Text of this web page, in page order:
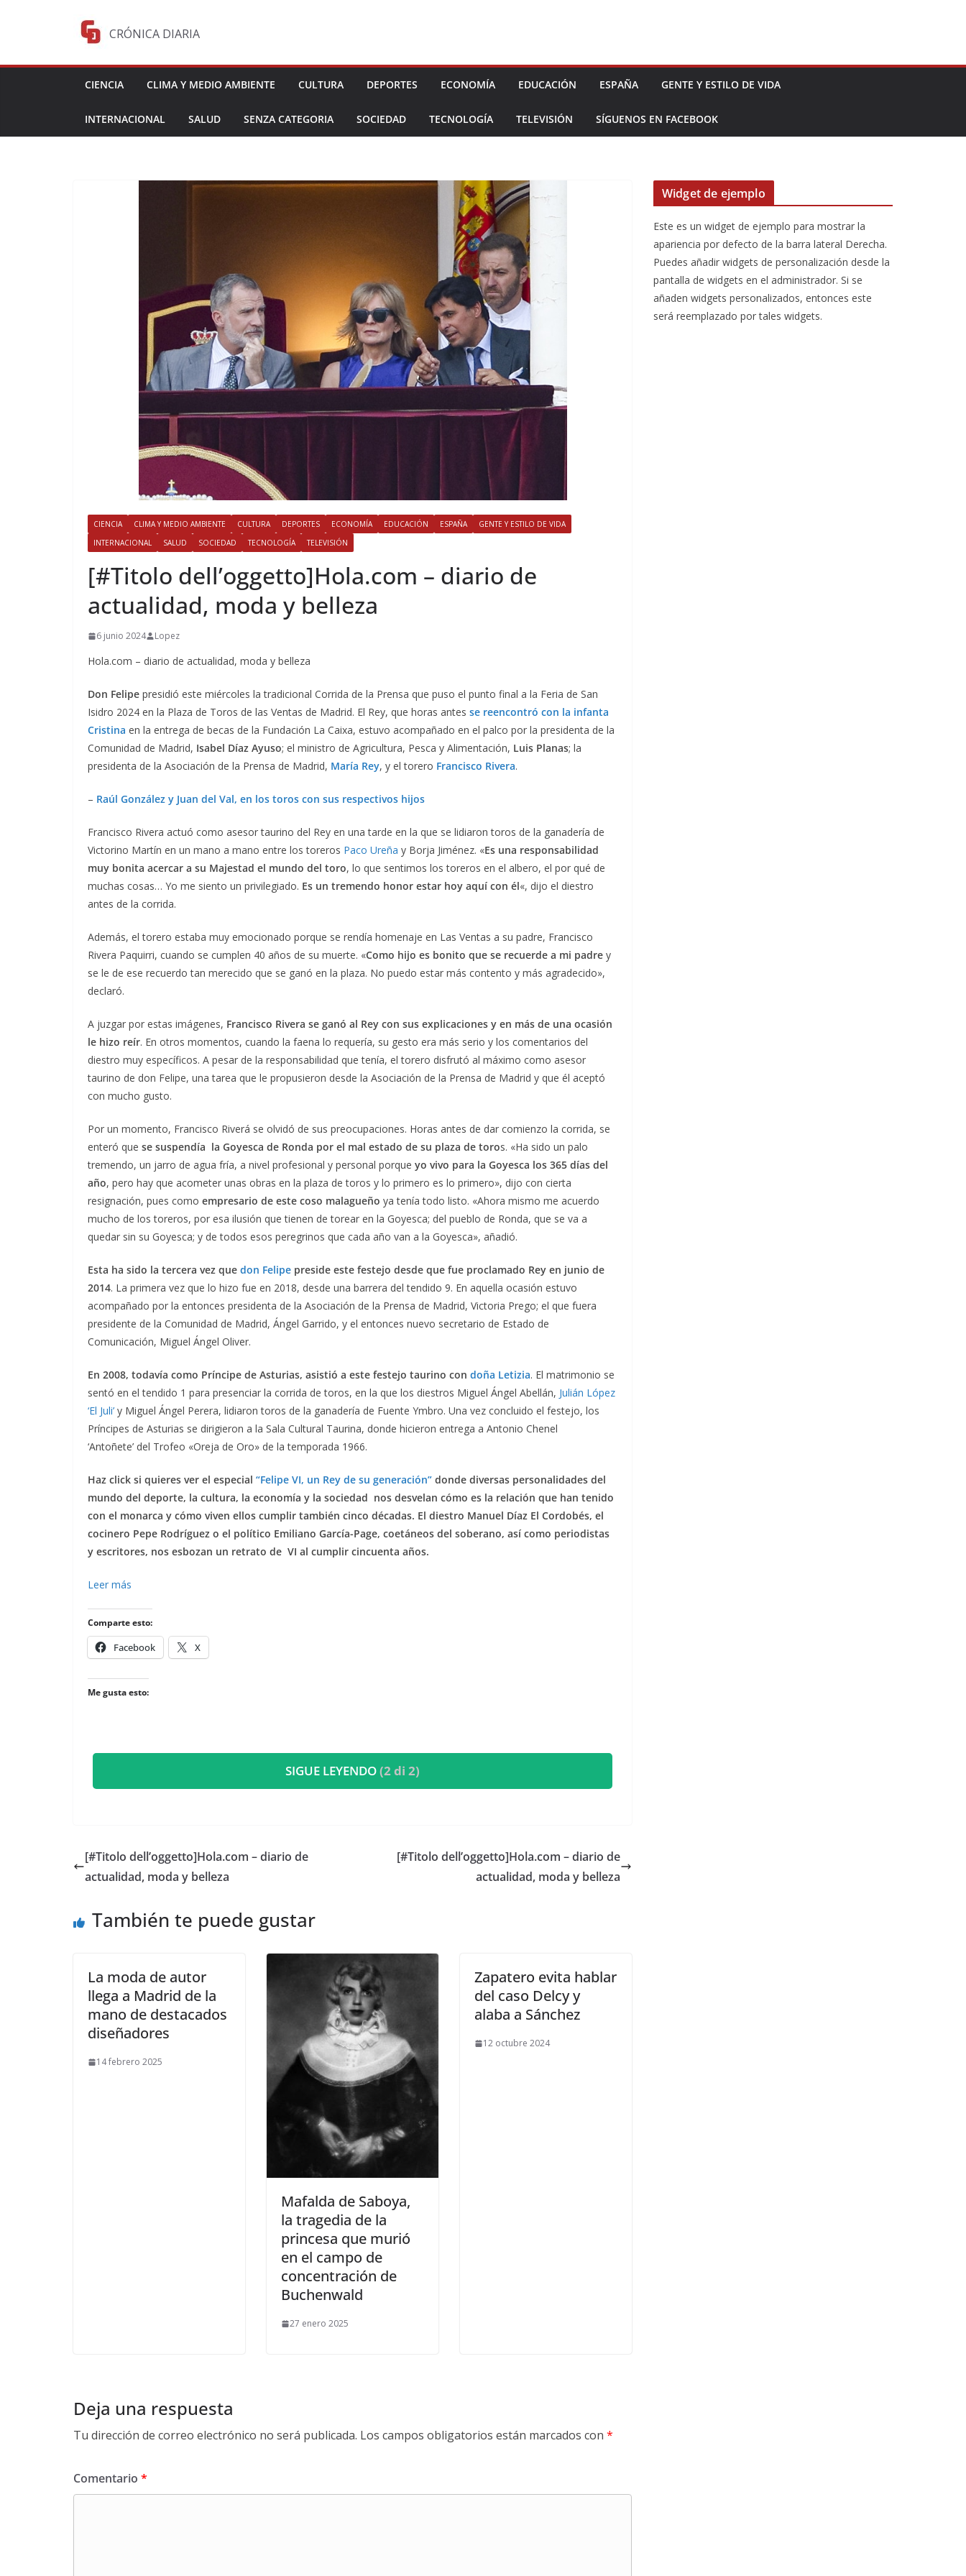
CRÓNICA DIARIA
CIENCIA CLIMA Y MEDIO AMBIENTE CULTURA DEPORTES ECONOMÍA EDUCACIÓN ESPAÑA GENTE Y ESTILO DE VIDA
INTERNACIONAL SALUD SENZA CATEGORIA SOCIEDAD TECNOLOGÍA TELEVISIÓN SÍGUENOS EN FACEBOOK
CIENCIA CLIMA Y MEDIO AMBIENTE CULTURA DEPORTES ECONOMÍA EDUCACIÓN ESPAÑA
GENTE Y ESTILO DE VIDA
INTERNACIONAL
SALUD SOCIEDAD TECNOLOGÍA TELEVISIÓN
[#Titolo dell’oggetto]​Hola.com – diario de
actualidad, moda y belleza
6 junio 2024 Lopez
Hola.com – diario de actualidad, moda y belleza
Don Felipe presidió este miércoles la tradicional Corrida de la Prensa que puso el punto final a la Feria de San
Isidro 2024 en la Plaza de Toros de las Ventas de Madrid. El Rey, que horas antes se reencontró con la infanta
Cristina en la entrega de becas de la Fundación La Caixa, estuvo acompañado en el palco por la presidenta de la
Comunidad de Madrid, Isabel Díaz Ayuso; el ministro de Agricultura, Pesca y Alimentación, Luis Planas; la
presidenta de la Asociación de la Prensa de Madrid, María Rey, y el torero Francisco Rivera.
– Raúl González y Juan del Val, en los toros con sus respectivos hijos
Francisco Rivera actuó como asesor taurino del Rey en una tarde en la que se lidiaron toros de la ganadería de
Victorino Martín en un mano a mano entre los toreros Paco Ureña y Borja Jiménez. «Es una responsabilidad
muy bonita acercar a su Majestad el mundo del toro, lo que sentimos los toreros en el albero, el por qué de
muchas cosas… Yo me siento un privilegiado. Es un tremendo honor estar hoy aquí con él«, dijo el diestro
antes de la corrida.
Además, el torero estaba muy emocionado porque se rendía homenaje en Las Ventas a su padre, Francisco
Rivera Paquirri, cuando se cumplen 40 años de su muerte. «Como hijo es bonito que se recuerde a mi padre y
se le de ese recuerdo tan merecido que se ganó en la plaza. No puedo estar más contento y más agradecido»,
declaró.
A juzgar por estas imágenes, Francisco Rivera se ganó al Rey con sus explicaciones y en más de una ocasión
le hizo reír. En otros momentos, cuando la faena lo requería, su gesto era más serio y los comentarios del
diestro muy específicos. A pesar de la responsabilidad que tenía, el torero disfrutó al máximo como asesor
taurino de don Felipe, una tarea que le propusieron desde la Asociación de la Prensa de Madrid y que él aceptó
con mucho gusto.
Por un momento, Francisco Riverá se olvidó de sus preocupaciones. Horas antes de dar comienzo la corrida, se
enteró que se suspendía la Goyesca de Ronda por el mal estado de su plaza de toros. «Ha sido un palo
tremendo, un jarro de agua fría, a nivel profesional y personal porque yo vivo para la Goyesca los 365 días del
año, pero hay que acometer unas obras en la plaza de toros y lo primero es lo primero», dijo con cierta
resignación, pues como empresario de este coso malagueño ya tenía todo listo. «Ahora mismo me acuerdo
mucho de los toreros, por esa ilusión que tienen de torear en la Goyesca; del pueblo de Ronda, que se va a
quedar sin su Goyesca; y de todos esos peregrinos que cada año van a la Goyesca», añadió.
Esta ha sido la tercera vez que don Felipe preside este festejo desde que fue proclamado Rey en junio de
2014. La primera vez que lo hizo fue en 2018, desde una barrera del tendido 9. En aquella ocasión estuvo
acompañado por la entonces presidenta de la Asociación de la Prensa de Madrid, Victoria Prego; el que fuera
presidente de la Comunidad de Madrid, Ángel Garrido, y el entonces nuevo secretario de Estado de
Comunicación, Miguel Ángel Oliver.
En 2008, todavía como Príncipe de Asturias, asistió a este festejo taurino con doña Letizia. El matrimonio se
sentó en el tendido 1 para presenciar la corrida de toros, en la que los diestros Miguel Ángel Abellán, Julián López
‘El Juli’ y Miguel Ángel Perera, lidiaron toros de la ganadería de Fuente Ymbro. Una vez concluido el festejo, los
Príncipes de Asturias se dirigieron a la Sala Cultural Taurina, donde hicieron entrega a Antonio Chenel
‘Antoñete’ del Trofeo «Oreja de Oro» de la temporada 1966.
Haz click si quieres ver el especial “Felipe VI, un Rey de su generación” donde diversas personalidades del
mundo del deporte, la cultura, la economía y la sociedad nos desvelan cómo es la relación que han tenido
con el monarca y cómo viven ellos cumplir también cinco décadas. El diestro Manuel Díaz El Cordobés, el
cocinero Pepe Rodríguez o el político Emiliano García-Page, coetáneos del soberano, así como periodistas
y escritores, nos esbozan un retrato de VI al cumplir cincuenta años.
Leer más
Comparte esto:
Facebook X
Me gusta esto:
SIGUE LEYENDO(2 di 2)
[#Titolo dell’oggetto]​Hola.com – diario de
actualidad, moda y belleza
[#Titolo dell’oggetto]​Hola.com – diario de
actualidad, moda y belleza
También te puede gustar
La moda de autor
llega a Madrid de la
mano de destacados
diseñadores
14 febrero 2025
​Mafalda de Saboya,
la tragedia de la
princesa que murió
en el campo de
concentración de
Buchenwald
27 enero 2025
Zapatero evita hablar
del caso Delcy y
alaba a Sánchez
12 octubre 2024
Deja una respuesta
Tu dirección de correo electrónico no será publicada. Los campos obligatorios están marcados con *
Comentario *
Widget de ejemplo
Este es un widget de ejemplo para mostrar la
apariencia por defecto de la barra lateral Derecha.
Puedes añadir widgets de personalización desde la
pantalla de widgets en el administrador. Si se
añaden widgets personalizados, entonces este
será reemplazado por tales widgets.